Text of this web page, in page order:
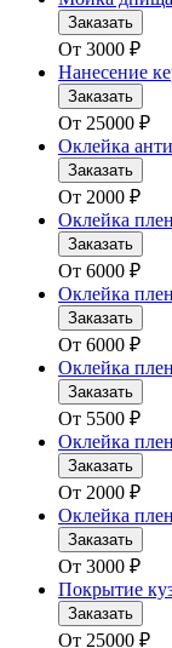
Заказать
От 3000 ₽
Нанесение
Заказать
От 25000 ₽
Оклейка
Заказать
От 2000 ₽
Оклейка
Заказать
От 6000 ₽
Оклейка
Заказать
От 6000 ₽
Оклейка
Заказать
От 5500 ₽
Оклейка
Заказать
От 2000 ₽
Оклейка
Заказать
От 3000 ₽
Покрытие
Заказать
От 25000 ₽